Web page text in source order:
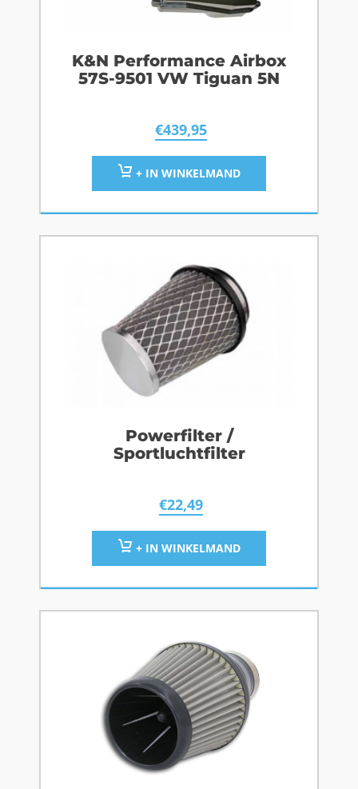
K&N Performance Airbox
57S-9501 VW Tiguan 5N
€439,95
+ IN WINKELMAND
Powerfilter /
Sportluchtfilter
€22,49
+ IN WINKELMAND